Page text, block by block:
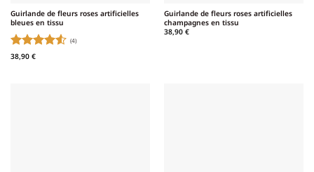
Guirlande de fleurs roses artificielles
bleues en tissu
Note
(4)
38,90 €
Guirlande de fleurs roses artificielles
champagnes en tissu
38,90 €